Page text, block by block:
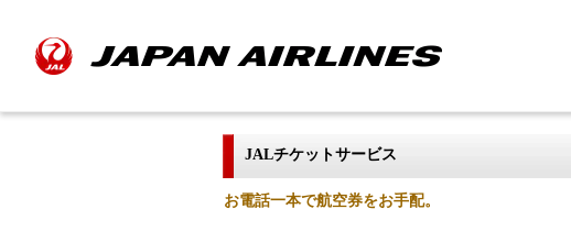
JALチケットサービス
お電話一本で航空券をお手配。